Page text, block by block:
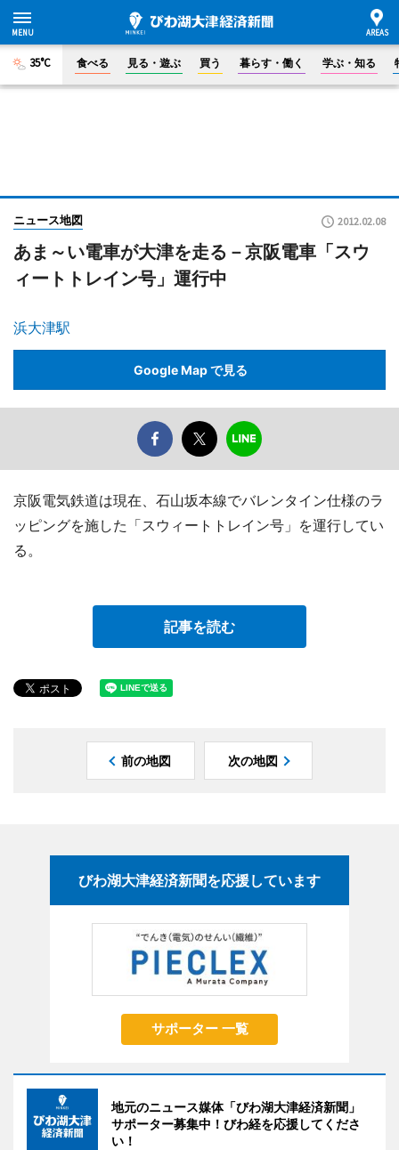
35°C 食べる 見る・遊ぶ 買う 暮らす・働く 学ぶ・知る
ニュース地図 2012.02.08
あま～い電車が大津を走る－京阪電車「スウ
ィートトレイン号」運行中
浜大津駅
Google Map で見る
京阪電気鉄道は現在、石山坂本線でバレンタイン仕様のラ
ッピングを施した「スウィートトレイン号」を運行してい
る。
記事を読む
前の地図 次の地図
びわ湖大津経済新聞を応援しています
サポーター 一覧
地元のニュース媒体「びわ湖大津経済新聞」
サポーター募集中！びわ経を応援してくださ
い！